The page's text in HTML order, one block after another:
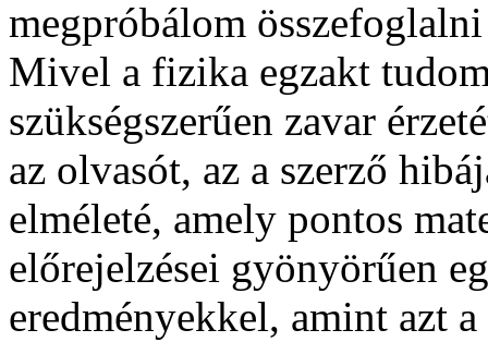
megpróbálom
Mivel a fizika egzakt
szükségszerűen zavar
az olvasót, az a szerző
elméleté, amely pontos
előrejelzései gyönyörűen
eredményekkel, amint azt